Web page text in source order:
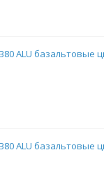
ALU базальтовые
ALU базальтовые